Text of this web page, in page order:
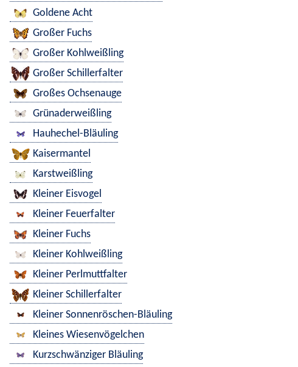
Goldene Acht
Großer Fuchs
Großer Kohlweißling
Großer Schillerfalter
Großes Ochsenauge
Grünaderweißling
Hauhechel-Bläuling
Kaisermantel
Karstweißling
Kleiner Eisvogel
Kleiner Feuerfalter
Kleiner Fuchs
Kleiner Kohlweißling
Kleiner Perlmuttfalter
Kleiner Schillerfalter
Kleiner Sonnenröschen-Bläuling
Kleines Wiesenvögelchen
Kurzschwänziger Bläuling